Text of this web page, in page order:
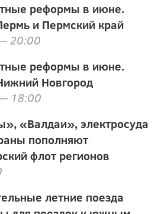
реформы в июне.
и Пермский край
20:00
реформы в июне.
Новгород
18:00
«Валдаи», электросуда
пополняют
флот регионов
летние поезда